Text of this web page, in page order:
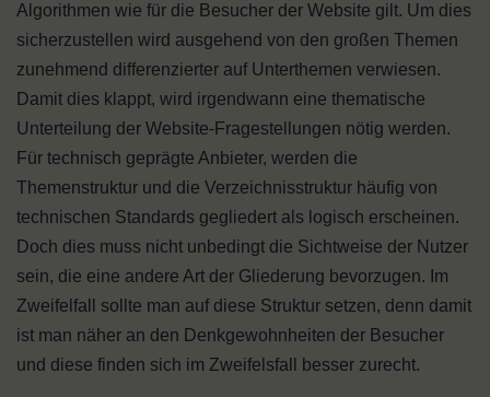
Algorithmen wie für die Besucher der Website gilt. Um dies
sicherzustellen wird ausgehend von den großen Themen
zunehmend differenzierter auf Unterthemen verwiesen.
Damit dies klappt, wird irgendwann eine thematische
Unterteilung der Website-Fragestellungen nötig werden.
Für technisch geprägte Anbieter, werden die
Themenstruktur und die Verzeichnisstruktur häufig von
technischen Standards gegliedert als logisch erscheinen.
Doch dies muss nicht unbedingt die Sichtweise der Nutzer
sein, die eine andere Art der Gliederung bevorzugen. Im
Zweifelfall sollte man auf diese Struktur setzen, denn damit
ist man näher an den Denkgewohnheiten der Besucher
und diese finden sich im Zweifelsfall besser zurecht.